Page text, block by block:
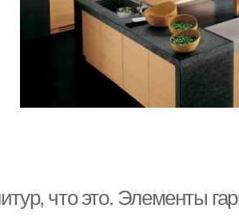
что это. Элементы